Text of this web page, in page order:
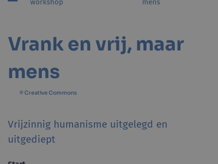
workshop
mens
Vrank en vrij, maar
mens
© Creative Commons
Vrijzinnig humanisme uitgelegd en
uitgediept